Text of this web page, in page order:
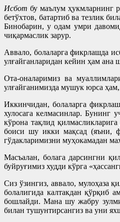
Исбот бу маълум ҳукмларнинг
бетўхтов, батартиб ва тезлик
Бинобарин, у одам умри
чиқармаслик зарур.
Аввало, болаларга фикрлашда
улғайганларидан кейин ҳам ана
Ота-оналаримиз ва
улғайганимизда мушук юрса
Иккинчидан, болаларга
хулосага келмасинлар. Бунинг
кўрона тақлид
боиси шу икки мақсад (яъни,
гўдакларимизни муҳокамадан
Масъалан, болага дарсингни
буйруғимиз худди кўрга
Сиз ўзингиз, аввало, мулоҳаза
болалигида калтакдан қўрқиб
бошлайди. Мана шу жабру
билан тушунтирсангиз ва уни